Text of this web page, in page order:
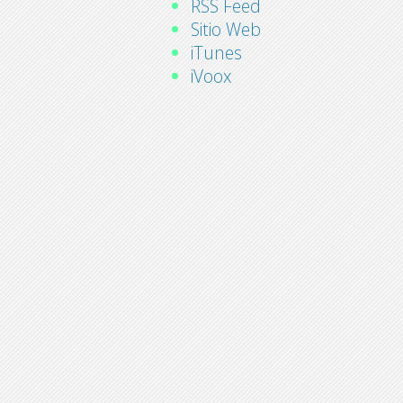
RSS Feed
Sitio Web
iTunes
iVoox